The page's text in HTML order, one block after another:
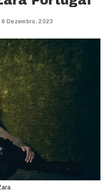
6 Dezembro, 2023